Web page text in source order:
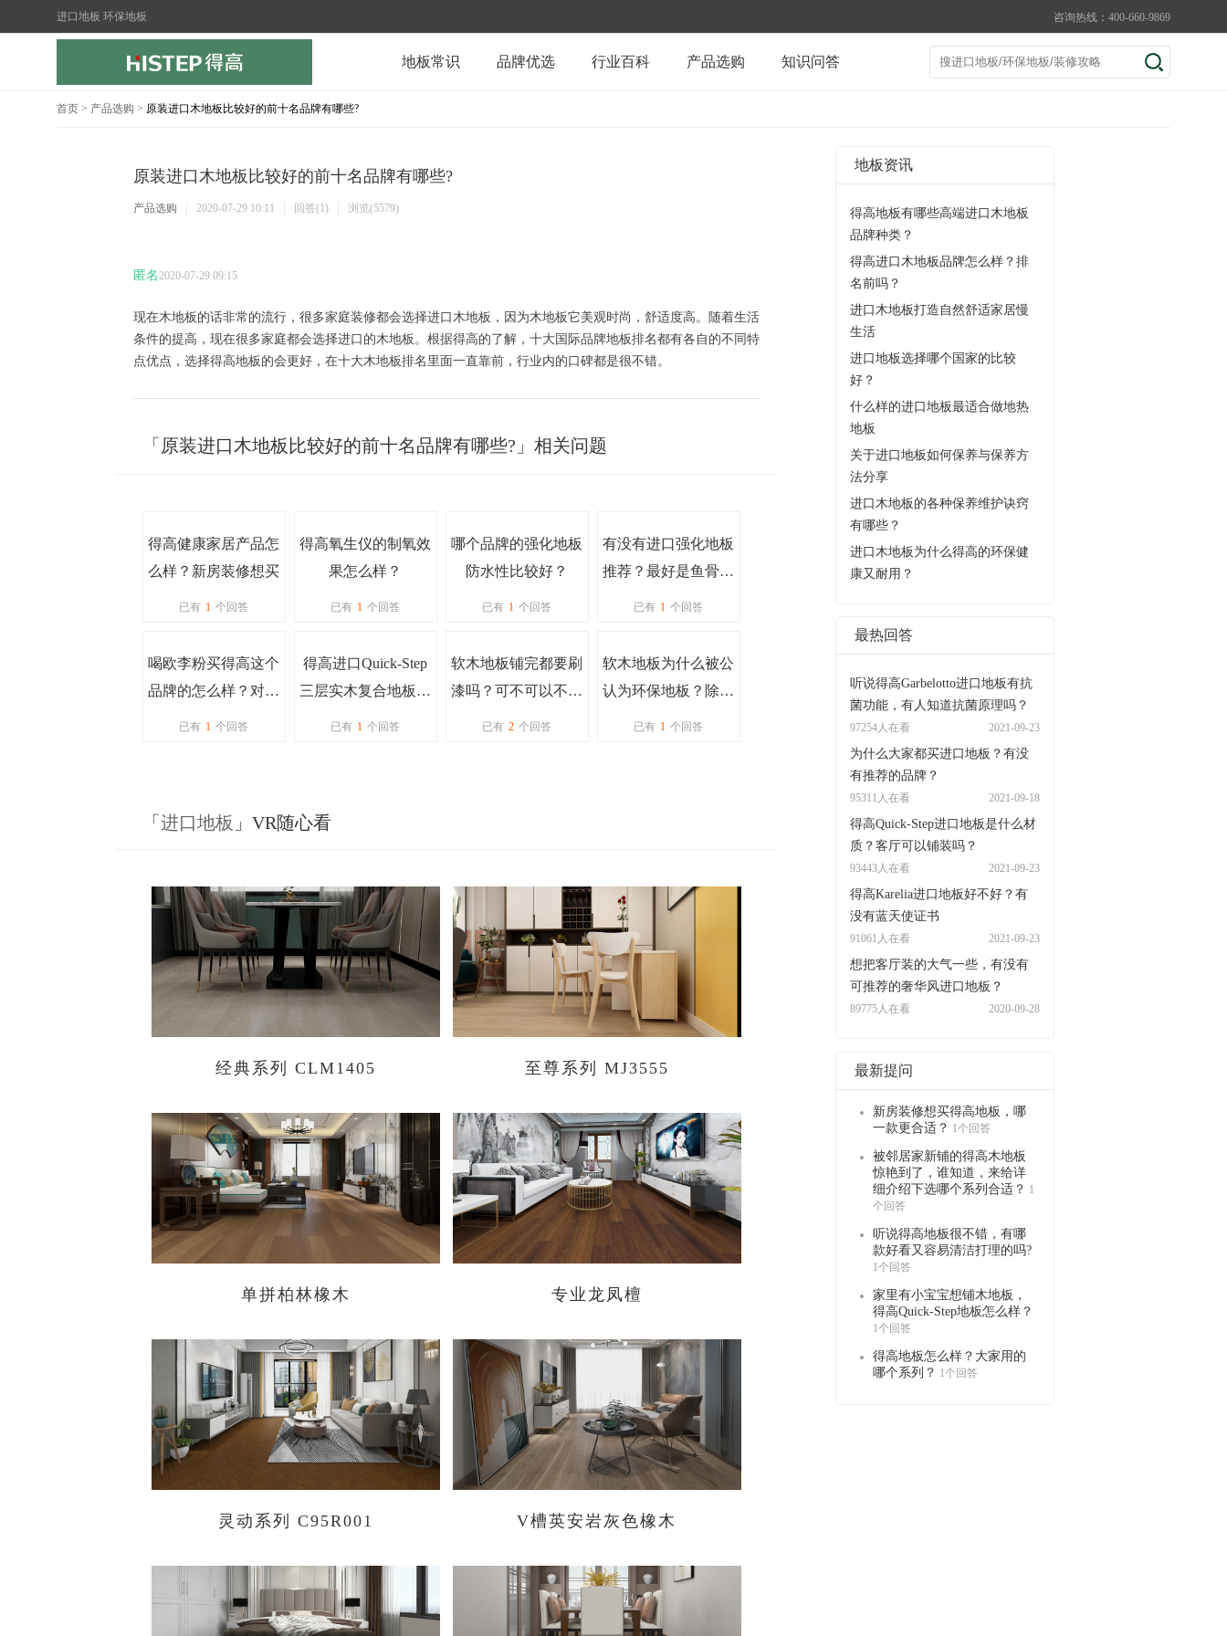
进口地板 环保地板 咨询热线：400-660-9869
地板常识 品牌优选 行业百科 产品选购 知识问答
首页 > 产品选购 > 原装进口木地板比较好的前十名品牌有哪些?
原装进口木地板比较好的前十名品牌有哪些?
产品选购 2020-07-29 10:11 回答(1) 浏览(5579)
匿名2020-07-29 09:15
现在木地板的话非常的流行，很多家庭装修都会选择进口木地板，因为木地板它美观时尚，舒适度高。随着生活
条件的提高，现在很多家庭都会选择进口的木地板。根据得高的了解，十大国际品牌地板排名都有各自的不同特
点优点，选择得高地板的会更好，在十大木地板排名里面一直靠前，行业内的口碑都是很不错。
「原装进口木地板比较好的前十名品牌有哪些?」相关问题
得高健康家居产品怎
么样？新房装修想买
已有 1 个回答
得高氧生仪的制氧效
果怎么样？
已有 1 个回答
哪个品牌的强化地板
防水性比较好？
已有 1 个回答
有没有进口强化地板
推荐？最好是鱼骨拼
造型的
已有 1 个回答
喝欧李粉买得高这个
品牌的怎么样？对健
康有好处吗？好吸收
已有 1 个回答
得高进口Quick-Step
三层实木复合地板大
家推荐购买吗？
已有 1 个回答
软木地板铺完都要刷
漆吗？可不可以不刷
漆？刷漆对地板有什
已有 2 个回答
软木地板为什么被公
认为环保地板？除了
环保还有什么优点
已有 1 个回答
「 进口地板 」VR随心看
经典系列 CLM1405
单拼柏林橡木
灵动系列 C95R001
至尊系列 MJ3555
专业龙凤檀
V槽英安岩灰色橡木
地板资讯
得高地板有哪些高端进口木地板
品牌种类？
得高进口木地板品牌怎么样？排
名前吗？
进口木地板打造自然舒适家居慢
生活
进口地板选择哪个国家的比较
好？
什么样的进口地板最适合做地热
地板
关于进口地板如何保养与保养方
法分享
进口木地板的各种保养维护诀窍
有哪些？
进口木地板为什么得高的环保健
康又耐用？
最热回答
听说得高Garbelotto进口地板有抗
菌功能，有人知道抗菌原理吗？
97254人在看 2021-09-23
为什么大家都买进口地板？有没
有推荐的品牌？
95311人在看 2021-09-18
得高Quick-Step进口地板是什么材
质？客厅可以铺装吗？
93443人在看 2021-09-23
得高Karelia进口地板好不好？有
没有蓝天使证书
91061人在看 2021-09-23
想把客厅装的大气一些，有没有
可推荐的奢华风进口地板？
89775人在看 2020-09-28
最新提问
新房装修想买得高地板，哪
一款更合适？ 1个回答
被邻居家新铺的得高木地板
惊艳到了，谁知道，来给详
细介绍下选哪个系列合适？ 1
个回答
听说得高地板很不错，有哪
款好看又容易清洁打理的吗?
1个回答
家里有小宝宝想铺木地板，
得高Quick-Step地板怎么样？
1个回答
得高地板怎么样？大家用的
哪个系列？ 1个回答